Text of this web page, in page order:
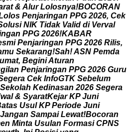
rat & Alur Lolosnya!BOCORAN
olos Penjaringan PPG 2026, Cek
olusi NIK Tidak Valid di Verval
ngan PPG 2026!KABAR
smi Penjaringan PPG 2026 Rilis,
mu Sekarang!Sah!ASN Pemda
umat, BeginiAturan
gilan Penjaringan PPG 2026 Guru
egera Cek InfoGTK Sebelum
Sekolah Kedinasan 2026 Segera
wal & SyaratKejar KP Juni
atas Usul KP Periode Juni
Jangan Sampai Lewat!Bocoran
en Minta Usulan Formasi CPNS